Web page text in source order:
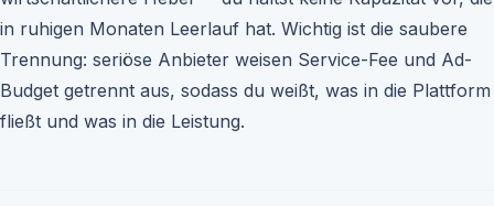
in ruhigen Monaten Leerlauf hat. Wichtig ist die saubere
Trennung: seriöse Anbieter weisen Service-Fee und Ad-
Budget getrennt aus, sodass du weißt, was in die Plattform
fließt und was in die Leistung.